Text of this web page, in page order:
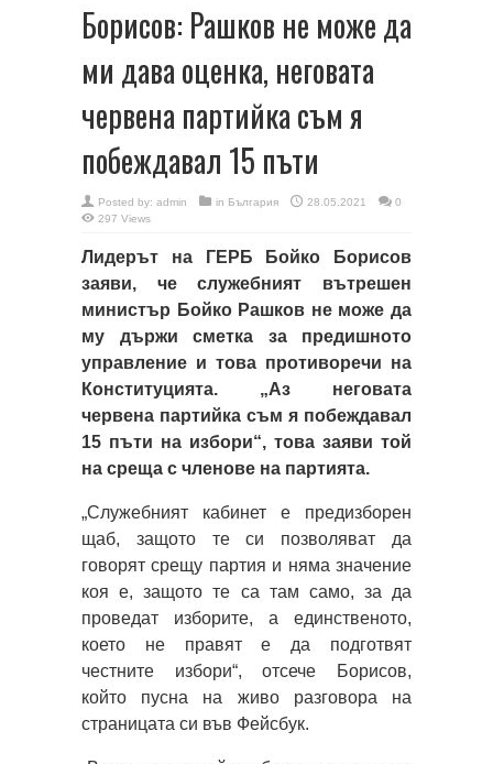
Борисов: Рашков не може да
ми дава оценка, неговата
червена партийка съм я
побеждавал 15 пъти
Posted by: admin in България 28.05.2021
0
297 Views
Лидерът на ГЕРБ Бойко Борисов
заяви, че служебният вътрешен
министър Бойко Рашков не може да
му държи сметка за предишното
управление и това противоречи на
Конституцията. „Аз неговата
червена партийка съм я побеждавал
15 пъти на избори“, това заяви той
на среща с членове на партията.
„Служебният кабинет е предизборен
щаб, защото те си позволяват да
говорят срещу партия и няма значение
коя е, защото те са там само, за да
проведат изборите, а единственото,
което не правят е да подготвят
честните избори“, отсече Борисов,
който пусна на живо разговора на
страницата си във Фейсбук.